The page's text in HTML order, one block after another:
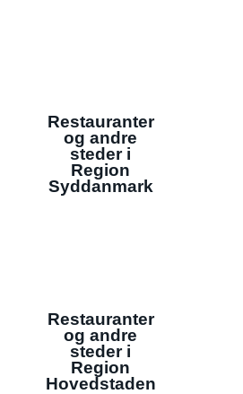
Restauranter
og andre
steder i
Region
Syddanmark
Restauranter
og andre
steder i
Region
Hovedstaden